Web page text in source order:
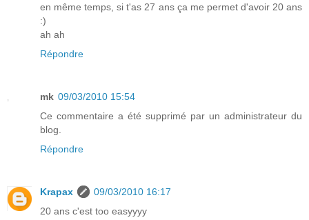
en même temps, si t'as 27 ans ça me permet d'avoir 20 ans
:)
ah ah
Répondre
mk 09/03/2010 15:54
Ce commentaire a été supprimé par un administrateur du
blog.
Répondre
Krapax
09/03/2010 16:17
20 ans c'est too easyyyy